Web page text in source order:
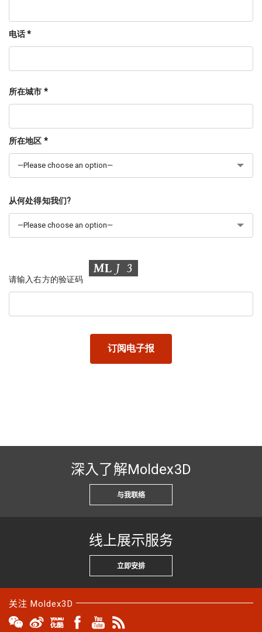
电话 *
所在城市 *
所在地区 *
从何处得知我们?
请输入右方的验证码
深入了解Moldex3D
与我联络
线上展示服务
立即安排
关注 Moldex3D